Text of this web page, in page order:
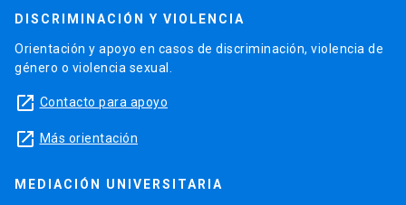
DISCRIMINACIÓN Y VIOLENCIA
Orientación y apoyo en casos de discriminación, violencia de
género o violencia sexual.
launch Contacto para apoyo
launch Más orientación
MEDIACIÓN UNIVERSITARIA